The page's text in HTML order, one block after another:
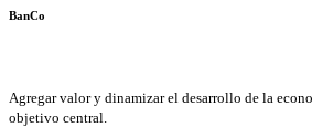
BanCo
Agregar valor y dinamizar el desarrollo de la
objetivo central.